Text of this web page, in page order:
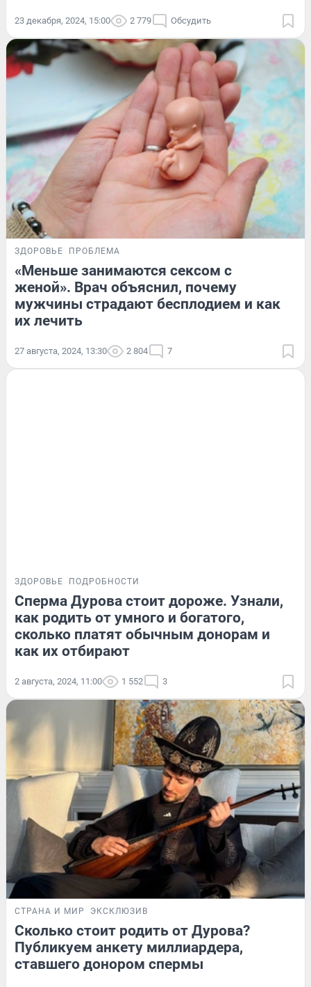
23 декабря, 2024, 15:00 2 779 Обсудить
ЗДОРОВЬЕ ПРОБЛЕМА
«Меньше занимаются сексом с
женой». Врач объяснил, почему
мужчины страдают бесплодием и как
их лечить
27 августа, 2024, 13:30 2 804 7
ЗДОРОВЬЕ ПОДРОБНОСТИ
Сперма Дурова стоит дороже. Узнали,
как родить от умного и богатого,
сколько платят обычным донорам и
как их отбирают
2 августа, 2024, 11:00 1 552 3
СТРАНА И МИР ЭКСКЛЮЗИВ
Сколько стоит родить от Дурова?
Публикуем анкету миллиардера,
ставшего донором спермы